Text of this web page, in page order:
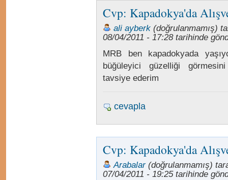
Cvp: Kapadokya'da
ali ayberk (doğrulanmamış)
08/04/2011 - 17:28 tarihinde
MRB ben kapadokyada
büğüleyici güzelliği
tavsiye ederim
cevapla
Cvp: Kapadokya'da
Arabalar(doğrulanmamış)
07/04/2011 - 19:25 tarihinde